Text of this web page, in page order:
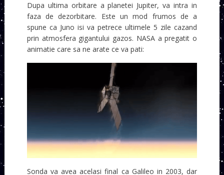
Dupa ultima orbitare a planetei Jupiter, va intra in
faza de dezorbitare. Este un mod frumos de a
spune ca Juno isi va petrece ultimele 5 zile cazand
prin atmosfera gigantului gazos. NASA a pregatit o
animatie care sa ne arate ce va pati:
Sonda va avea acelasi final ca Galileo in 2003, dar